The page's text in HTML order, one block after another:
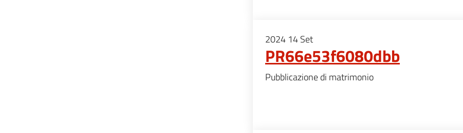
2024 14Set
PR66e53f6080dbb
Pubblicazione di matrimonio